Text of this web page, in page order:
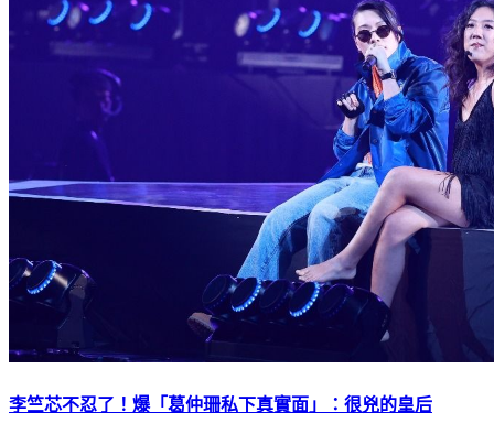
李竺芯不忍了！爆「葛仲珊私下真實面」：很兇的皇后